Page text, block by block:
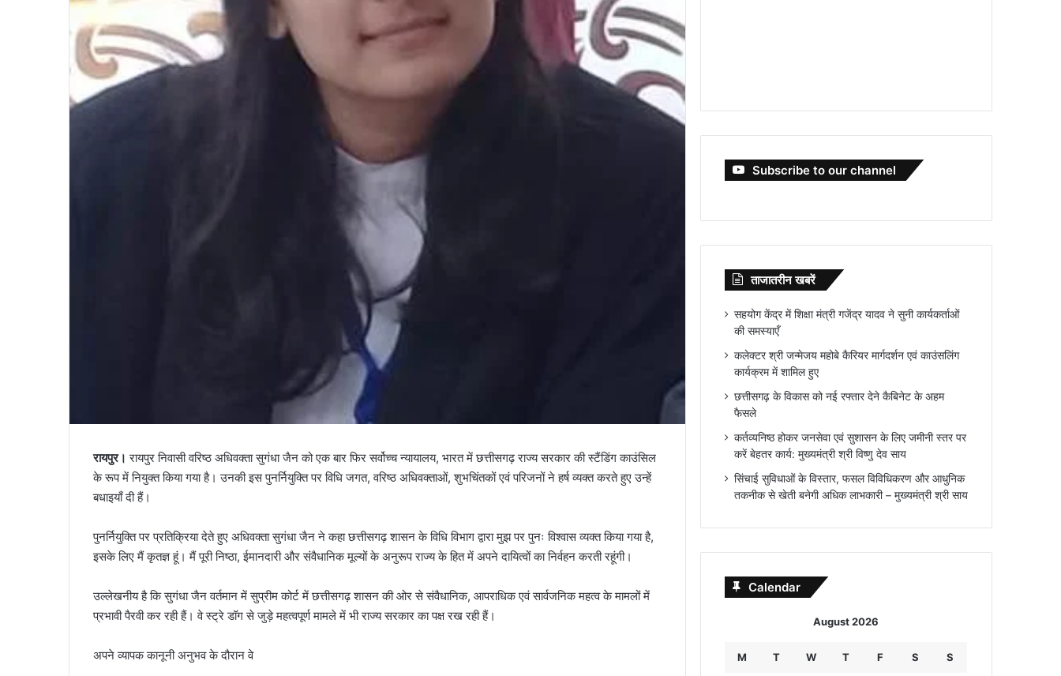
रायपुर। रायपुर निवासी वरिष्ठ अधिवक्ता सुगंधा जैन को एक बार फिर सर्वोच्च न्यायालय, भारत में छत्तीसगढ़ राज्य सरकार की स्टैंडिंग काउंसिल
के रूप में नियुक्त किया गया है। उनकी इस पुनर्नियुक्ति पर विधि जगत, वरिष्ठ अधिवक्ताओं, शुभचिंतकों एवं परिजनों ने हर्ष व्यक्त करते हुए उन्हें
बधाइयाँ दी हैं।
पुनर्नियुक्ति पर प्रतिक्रिया देते हुए अधिवक्ता सुगंधा जैन ने कहा छत्तीसगढ़ शासन के विधि विभाग द्वारा मुझ पर पुनः विश्वास व्यक्त किया गया है,
इसके लिए मैं कृतज्ञ हूं। मैं पूरी निष्ठा, ईमानदारी और संवैधानिक मूल्यों के अनुरूप राज्य के हित में अपने दायित्वों का निर्वहन करती रहूंगी।
उल्लेखनीय है कि सुगंधा जैन वर्तमान में सुप्रीम कोर्ट में छत्तीसगढ़ शासन की ओर से संवैधानिक, आपराधिक एवं सार्वजनिक महत्व के मामलों में
प्रभावी पैरवी कर रही हैं। वे स्ट्रे डॉग से जुड़े महत्वपूर्ण मामले में भी राज्य सरकार का पक्ष रख रही हैं।
अपने व्यापक कानूनी अनुभव के दौरान वे
Subscribe to our channel
ताजातरीन खबरें
सहयोग केंद्र में शिक्षा मंत्री गजेंद्र यादव ने सुनी कार्यकर्ताओं
की समस्याएँ
कलेक्टर श्री जन्मेजय महोबे कैरियर मार्गदर्शन एवं काउंसलिंग
कार्यक्रम में शामिल हुए
छत्तीसगढ़ के विकास को नई रफ्तार देने कैबिनेट के अहम
फैसले
कर्तव्यनिष्ठ होकर जनसेवा एवं सुशासन के लिए जमीनी स्तर पर
करें बेहतर कार्य: मुख्यमंत्री श्री विष्णु देव साय
सिंचाई सुविधाओं के विस्तार, फसल विविधिकरण और आधुनिक
तकनीक से खेती बनेगी अधिक लाभकारी – मुख्यमंत्री श्री साय
Calendar
August 2026
M T W T F S S